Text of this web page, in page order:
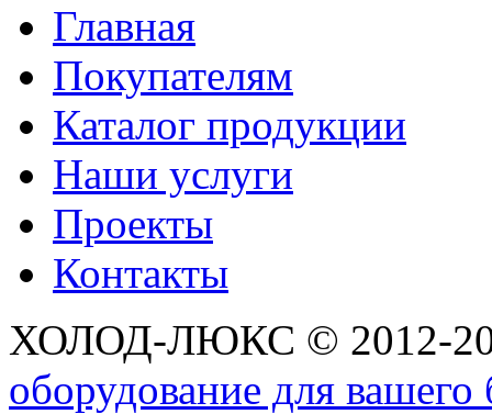
Главная
Покупателям
Каталог продукции
Наши услуги
Проекты
Контакты
ХОЛОД-ЛЮКС © 2012-
оборудование для вашего